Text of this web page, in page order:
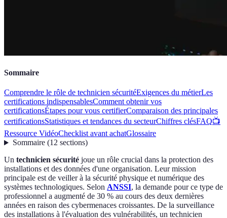
Sommaire
Comprendre le rôle de technicien sécuritéExigences du métierLes
certifications indispensablesComment obtenir vos
certificationsÉtapes pour vous certifierComparaison des principales
certificationsStatistiques et tendances du secteurChiffres clésFAQ📺
Ressource VidéoChecklist avant achatGlossaire
Sommaire(12 sections)
Un technicien sécurité joue un rôle crucial dans la protection des
installations et des données d'une organisation. Leur mission
principale est de veiller à la sécurité physique et numérique des
systèmes technologiques. Selon ANSSI, la demande pour ce type de
professionnel a augmenté de 30 % au cours des deux dernières
années en raison des cybermenaces croissantes. De la surveillance
des installations à l'évaluation des vulnérabilités, un technicien